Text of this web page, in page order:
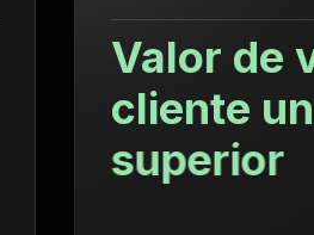
de vida del
un 71.88%